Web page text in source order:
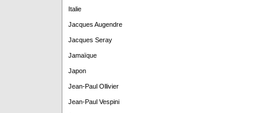
Italie
Jacques Augendre
Jacques Seray
Jamaïque
Japon
Jean-Paul Ollivier
Jean-Paul Vespini